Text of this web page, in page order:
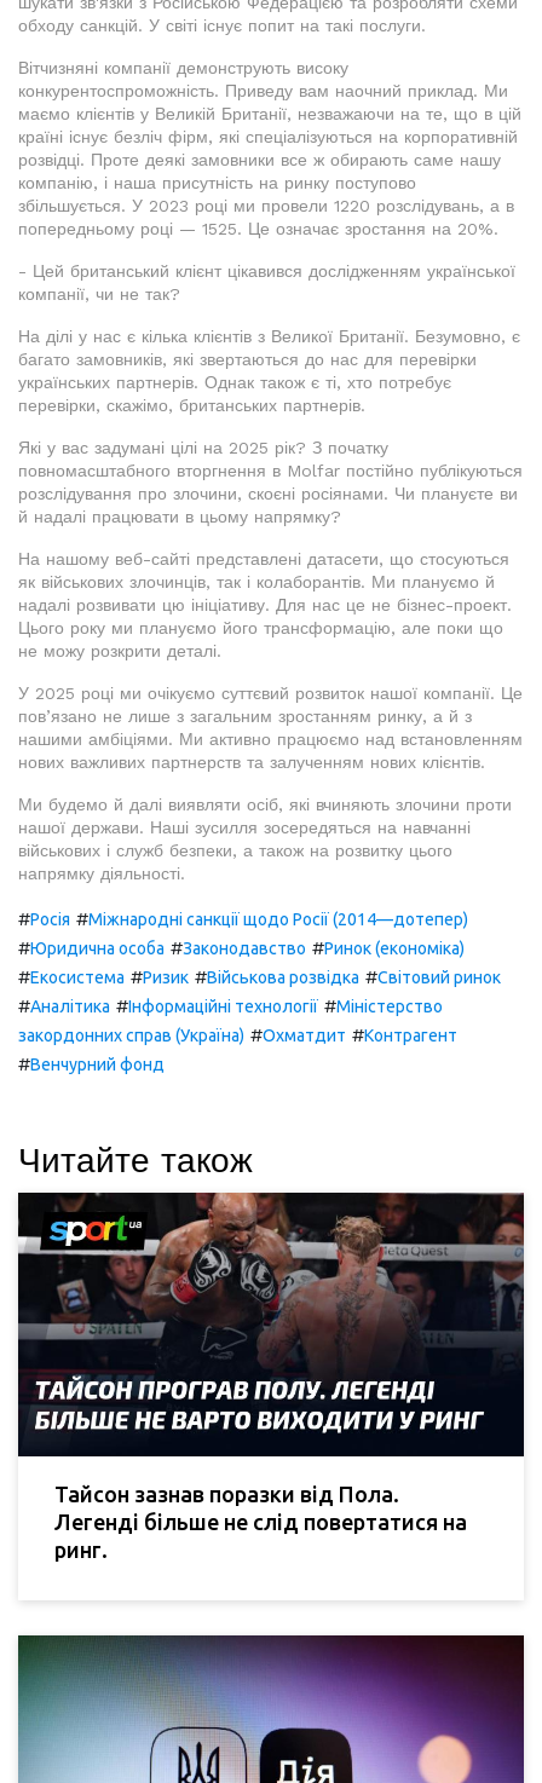
обходу санкцій. У світі існує попит на такі послуги.
Вітчизняні компанії демонструють високу
конкурентоспроможність. Приведу вам наочний приклад. Ми
маємо клієнтів у Великій Британії, незважаючи на те, що в цій
країні існує безліч фірм, які спеціалізуються на корпоративній
розвідці. Проте деякі замовники все ж обирають саме нашу
компанію, і наша присутність на ринку поступово
збільшується. У 2023 році ми провели 1220 розслідувань, а в
попередньому році — 1525. Це означає зростання на 20%.
- Цей британський клієнт цікавився дослідженням української
компанії, чи не так?
На ділі у нас є кілька клієнтів з Великої Британії. Безумовно, є
багато замовників, які звертаються до нас для перевірки
українських партнерів. Однак також є ті, хто потребує
перевірки, скажімо, британських партнерів.
Які у вас задумані цілі на 2025 рік? З початку
повномасштабного вторгнення в Molfar постійно публікуються
розслідування про злочини, скоєні росіянами. Чи плануєте ви
й надалі працювати в цьому напрямку?
На нашому веб-сайті представлені датасети, що стосуються
як військових злочинців, так і колаборантів. Ми плануємо й
надалі розвивати цю ініціативу. Для нас це не бізнес-проект.
Цього року ми плануємо його трансформацію, але поки що
не можу розкрити деталі.
У 2025 році ми очікуємо суттєвий розвиток нашої компанії. Це
пов’язано не лише з загальним зростанням ринку, а й з
нашими амбіціями. Ми активно працюємо над встановленням
нових важливих партнерств та залученням нових клієнтів.
Ми будемо й далі виявляти осіб, які вчиняють злочини проти
нашої держави. Наші зусилля зосередяться на навчанні
військових і служб безпеки, а також на розвитку цього
напрямку діяльності.
#Росія #Міжнародні санкції щодо Росії (2014—дотепер)
#Юридична особа #Законодавство #Ринок (економіка)
#Екосистема #Ризик #Військова розвідка #Світовий ринок
#Аналітика #Інформаційні технології #Міністерство
закордонних справ (Україна) #Охматдит #Контрагент
#Венчурний фонд
Читайте також
Тайсон зазнав поразки від Пола.
Легенді більше не слід повертатися на
ринг.